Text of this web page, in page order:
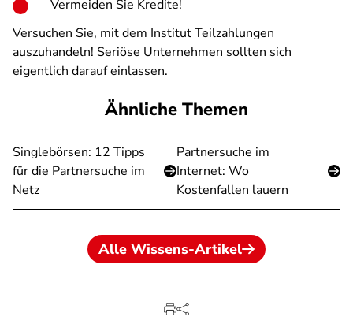
Vermeiden Sie Kredite!
Versuchen Sie, mit dem Institut Teilzahlungen
auszuhandeln! Seriöse Unternehmen sollten sich
eigentlich darauf einlassen.
Ähnliche Themen
Singlebörsen: 12 Tipps
für die Partnersuche im
Netz
Partnersuche im
Internet: Wo
Kostenfallen lauern
Alle Wissens-Artikel